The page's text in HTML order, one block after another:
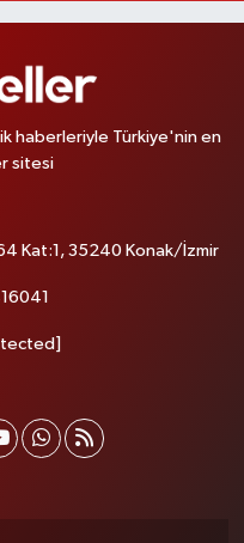
B
haberleriyle Türkiye'nin en
sitesi
Kat:1, 35240 Konak/İzmir